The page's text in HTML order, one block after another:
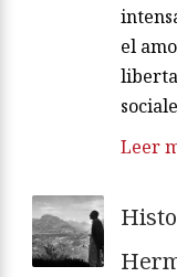
el
Leer